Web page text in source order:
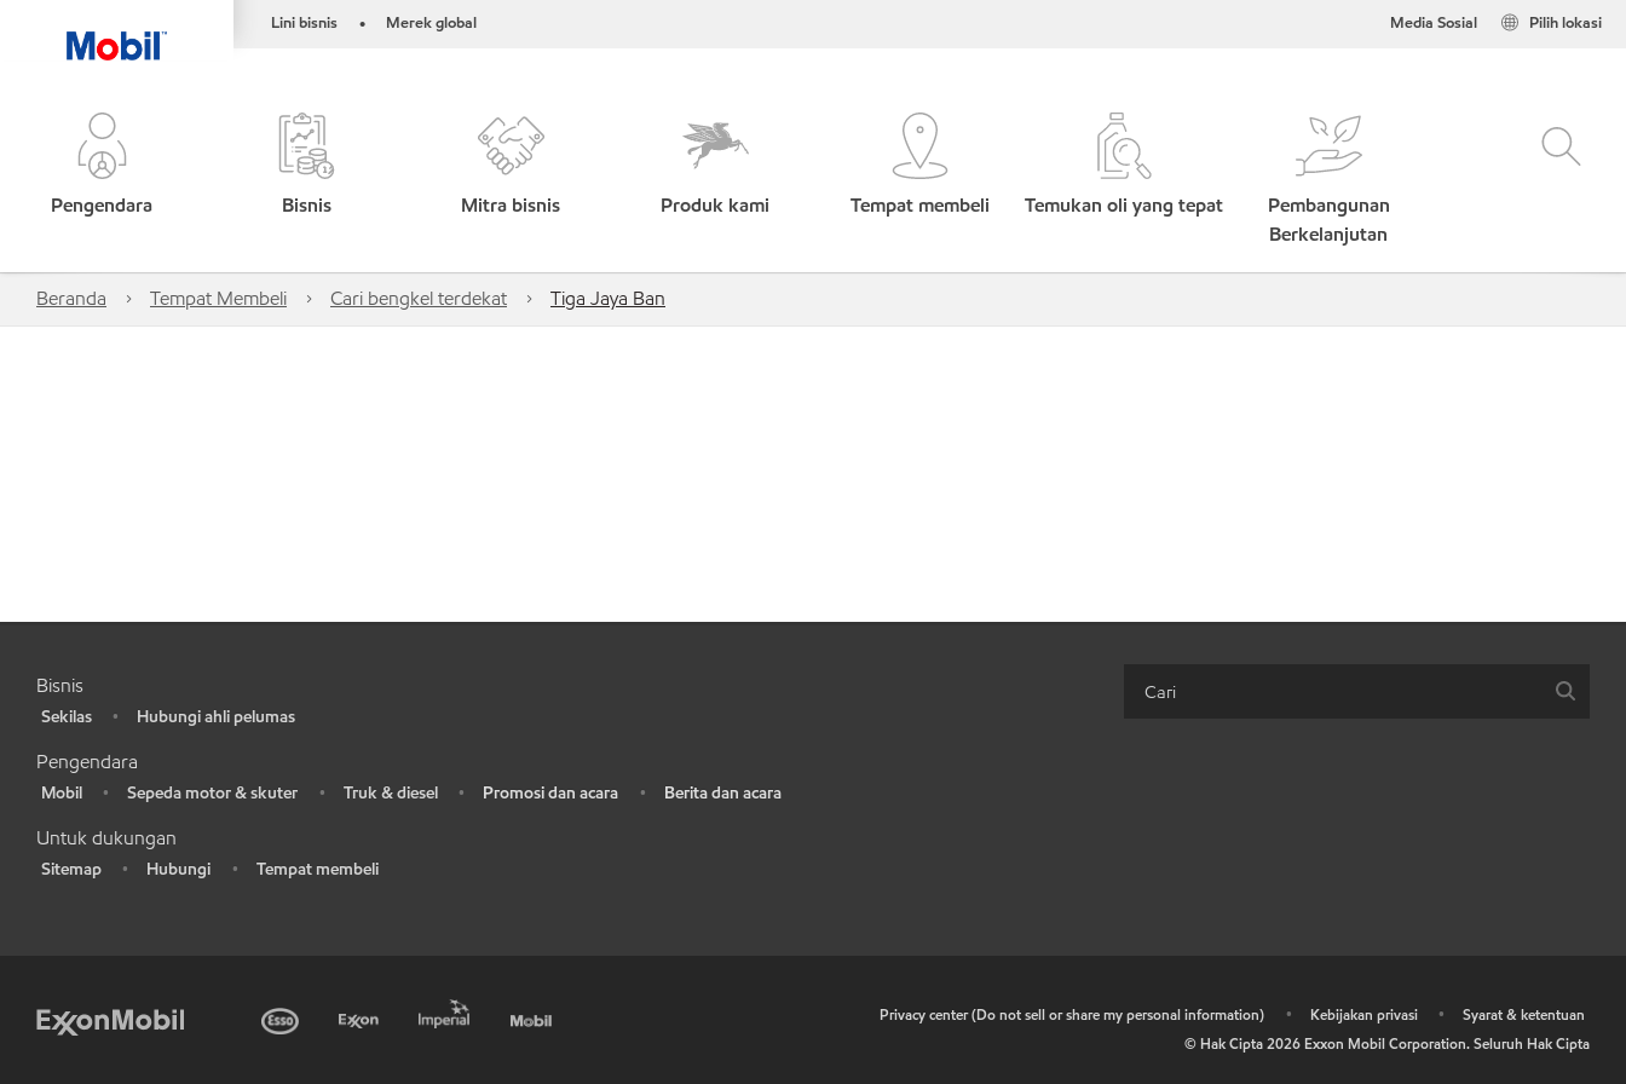
Lini bisnis • Merek global Pilih lokasi
Media Sosial
Pengendara Bisnis Mitra bisnis Produk kami Tempat membeli Temukan oli yang tepat
Pembangunan
Berkelanjutan
Beranda Tempat Membeli Cari bengkel terdekat Tiga Jaya Ban
Bisnis
Sekilas • Hubungi ahli pelumas
Pengendara
Mobil • Sepeda motor & skuter • Truk & diesel • Promosi dan acara • Berita dan acara
Untuk dukungan
Sitemap • Hubungi • Tempat membeli
Privacy center (Do not sell or share my personal information) • Kebijakan privasi •
Syarat & ketentuan
© Hak Cipta2026 Exxon Mobil Corporation. Seluruh Hak Cipta